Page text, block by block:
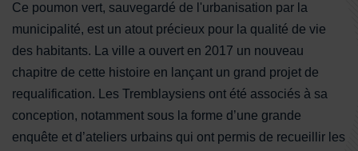
Ce poumon vert, sauvegardé de l'urbanisation par la
municipalité, est un atout précieux pour la qualité de vie
des habitants. La ville a ouvert en 2017 un nouveau
chapitre de cette histoire en lançant un grand projet de
requalification. Les Tremblaysiens ont été associés à sa
conception, notamment sous la forme d’une grande
enquête et d’ateliers urbains qui ont permis de recueillir les